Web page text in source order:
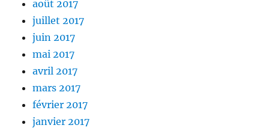
août 2017
juillet 2017
juin 2017
mai 2017
avril 2017
mars 2017
février 2017
janvier 2017